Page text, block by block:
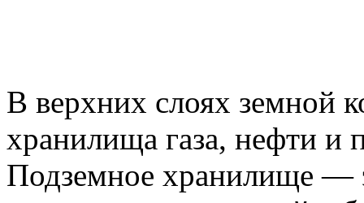
В верхних слоях земной
хранилища газа, нефти и
Подземное хранилище —